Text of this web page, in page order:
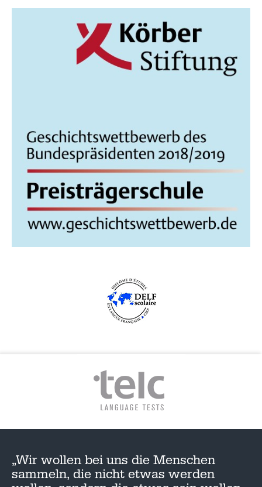
„Wir wollen bei uns die Menschen
sammeln, die nicht etwas werden